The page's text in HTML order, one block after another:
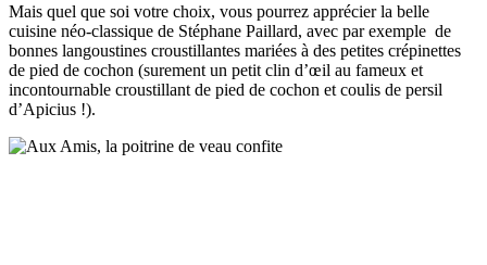
Mais quel que soi votre choix, vous pourrez apprécier la belle
cuisine néo-classique de Stéphane Paillard, avec par exemple de
bonnes langoustines croustillantes mariées à des petites crépinettes
de pied de cochon (surement un petit clin d’œil au fameux et
incontournable croustillant de pied de cochon et coulis de persil
d’Apicius !).